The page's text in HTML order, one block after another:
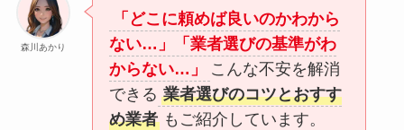
森川あかり
「どこに頼めば良いのかわから
ない…」「業者選びの基準がわ
からない…」
こんな不安を解消
できる 業者選びのコツとおすす
め業者 もご紹介しています。